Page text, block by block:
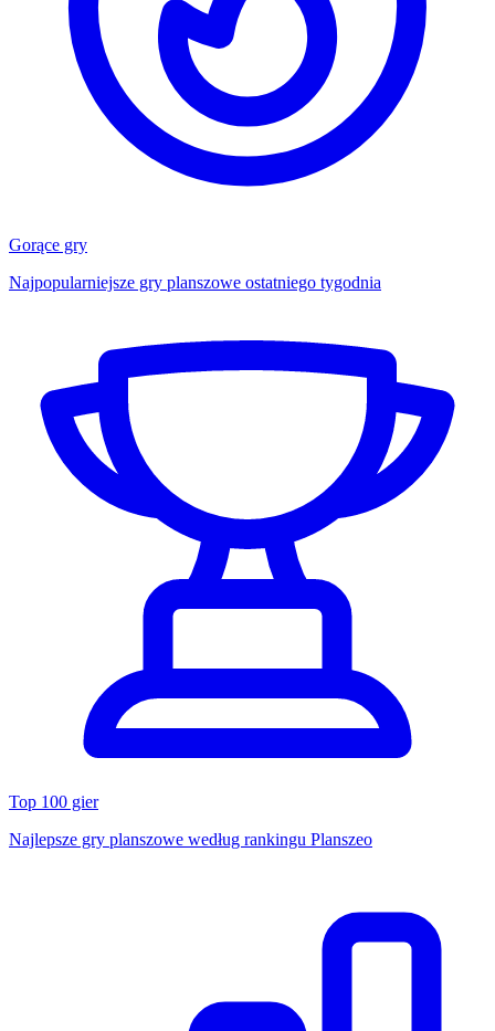
Gorące gry
Najpopularniejsze gry planszowe ostatniego tygodnia
Top 100 gier
Najlepsze gry planszowe według rankingu Planszeo